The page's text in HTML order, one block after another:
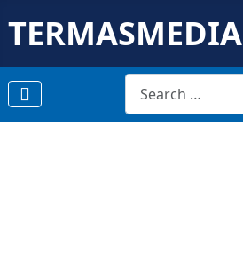
TERMASMEDIA
Search